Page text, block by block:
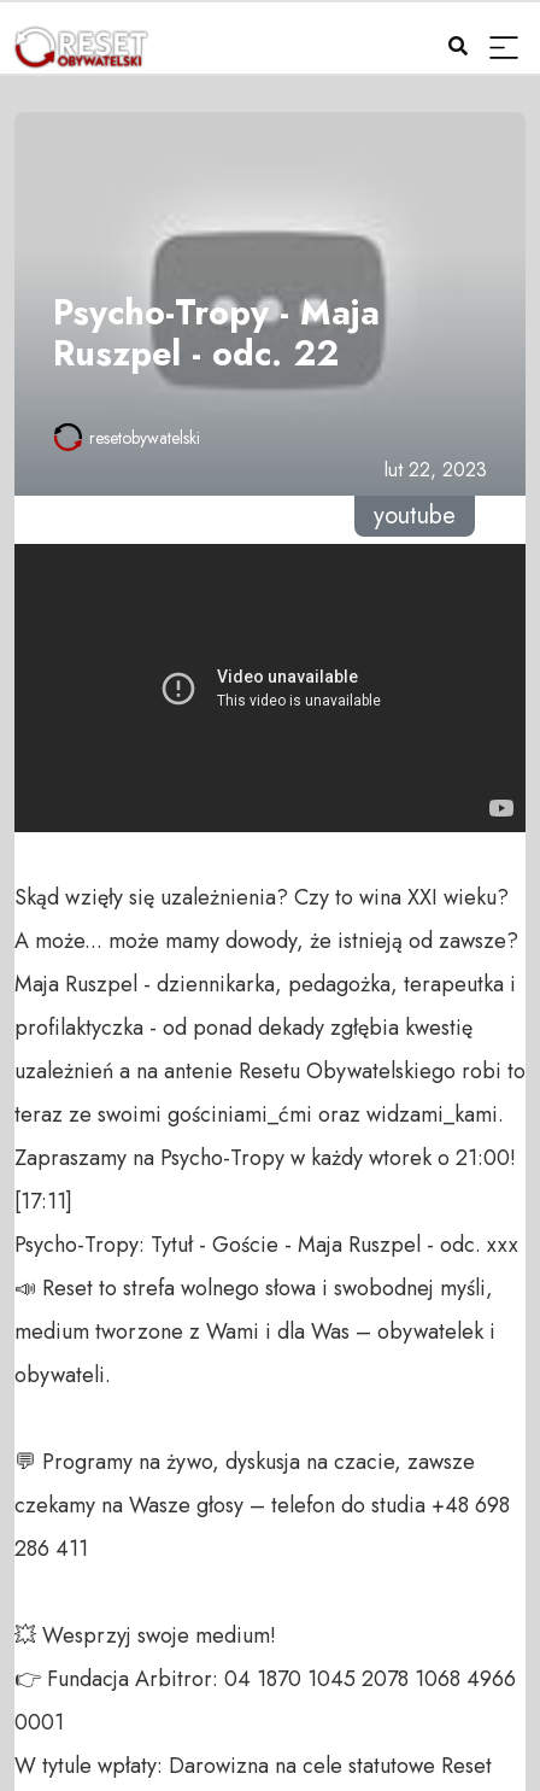
Psycho-Tropy - Maja
Ruszpel - odc. 22
resetobywatelski
lut 22, 2023
youtube
Skąd wzięły się uzależnienia? Czy to wina XXI wieku?
A może... może mamy dowody, że istnieją od zawsze?
Maja Ruszpel - dziennikarka, pedagożka, terapeutka i
profilaktyczka - od ponad dekady zgłębia kwestię
uzależnień a na antenie Resetu Obywatelskiego robi to
teraz ze swoimi gościniami_ćmi oraz widzami_kami.
Zapraszamy na Psycho-Tropy w każdy wtorek o 21:00!
[17:11]
Psycho-Tropy: Tytuł - Goście - Maja Ruszpel - odc. xxx
📣 Reset to strefa wolnego słowa i swobodnej myśli,
medium tworzone z Wami i dla Was – obywatelek i
obywateli.
💬 Programy na żywo, dyskusja na czacie, zawsze
czekamy na Wasze głosy – telefon do studia +48 698
286 411
💥 Wesprzyj swoje medium!
👉 Fundacja Arbitror: 04 1870 1045 2078 1068 4966
0001
W tytule wpłaty: Darowizna na cele statutowe Reset